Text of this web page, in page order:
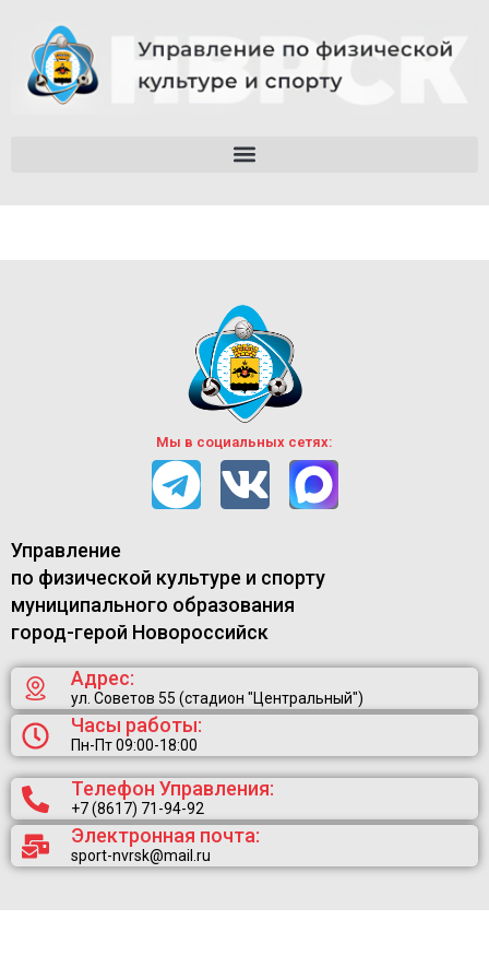
Мы в социальных сетях:
Управление
по физической культуре и спорту
муниципального образования
город-герой Новороссийск
Адрес:
ул. Советов 55 (стадион "Центральный")
Часы работы:
Пн-Пт 09:00-18:00
Телефон Управления:
+7 (8617) 71-94-92
Электронная почта:
sport-nvrsk@mail.ru